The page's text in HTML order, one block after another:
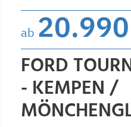
ab 20.990
FORD
- KEMPEN /